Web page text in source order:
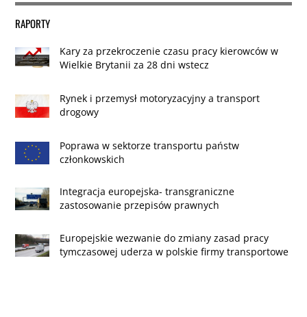
RAPORTY
Kary za przekroczenie czasu pracy kierowców w
Wielkie Brytanii za 28 dni wstecz
Rynek i przemysł motoryzacyjny a transport
drogowy
Poprawa w sektorze transportu państw
członkowskich
Integracja europejska- transgraniczne
zastosowanie przepisów prawnych
Europejskie wezwanie do zmiany zasad pracy
tymczasowej uderza w polskie firmy transportowe